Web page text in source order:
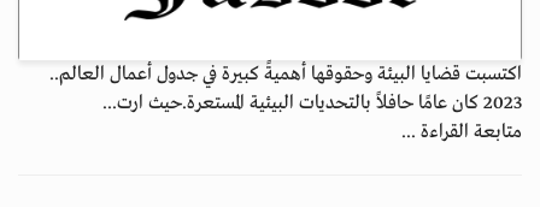
اكتسبت قضايا البيئة وحقوقها أهميةً كبيرة في جدول أعمال العالم..
2023 كان عامًا حافلاً بالتحديات البيئية المستعرة.حيث ارت...
متابعة القراءة ...